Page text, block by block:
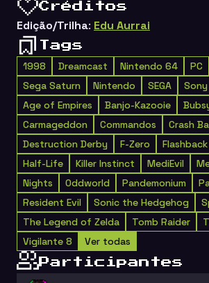
Créditos
Edição/Trilha: Edu Aurrai
Tags
1998 Dreamcast Nintendo 64 PC
Sega Saturn
Nintendo SEGA
Sony
Age of Empires
Banjo-Kazooie
Carmageddon
Commandos Crash
Destruction Derby
F-Zero Flashback
Half-Life
Killer Instinct MediEvil
Nights
Oddworld Pandemonium
Resident Evil
Sonic the Hedgehog
The Legend of Zelda
Tomb Raider
Vigilante 8
Ver todas
Participantes